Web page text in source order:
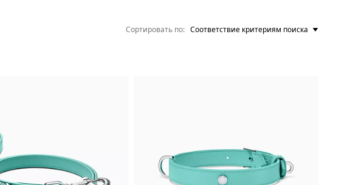
Сортировать по Соответствие критериям поиска